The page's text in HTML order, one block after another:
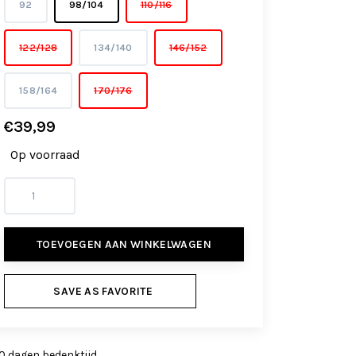
92 98/104 110/116
122/128 134/140 146/152
158/164 170/176
€39,99
Op voorraad
TOEVOEGEN AAN WINKELWAGEN
SAVE AS FAVORITE